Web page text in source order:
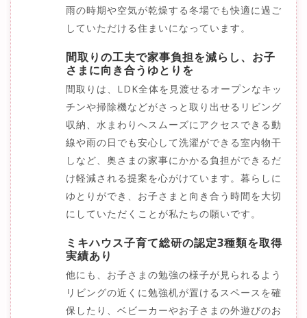
雨の時期や空気が乾燥する冬場でも快適に過ご
していただける住まいになっています。
間取りの工夫で家事負担を減らし、お子
さまに向き合うゆとりを
間取りは、LDK全体を見渡せるオープンなキッ
チンや掃除機などがさっと取り出せるリビング
収納、水まわりへスムーズにアクセスできる動
線や雨の日でも安心して洗濯ができる室内物干
しなど、奥さまの家事にかかる負担ができるだ
け軽減される提案を心がけています。暮らしに
ゆとりができ、お子さまと向き合う時間を大切
にしていただくことが私たちの願いです。
ミキハウス子育て総研の認定3種類を取得
実績あり
他にも、お子さまの勉強の様子が見られるよう
リビングの近くに勉強机が置けるスペースを確
保したり、ベビーカーやお子さまの外遊びのお